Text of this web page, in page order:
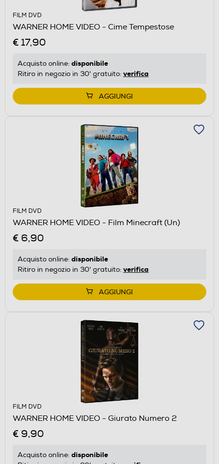
FILM DVD
WARNER HOME VIDEO - Cime Tempestose
€ 17,90
Acquisto online: disponibile
Ritiro in negozio in 30' gratuito: verifica
AGGIUNGI
FILM DVD
WARNER HOME VIDEO - Film Minecraft (Un)
€ 6,90
Acquisto online: disponibile
Ritiro in negozio in 30' gratuito: verifica
AGGIUNGI
FILM DVD
WARNER HOME VIDEO - Giurato Numero 2
€ 9,90
Acquisto online: disponibile